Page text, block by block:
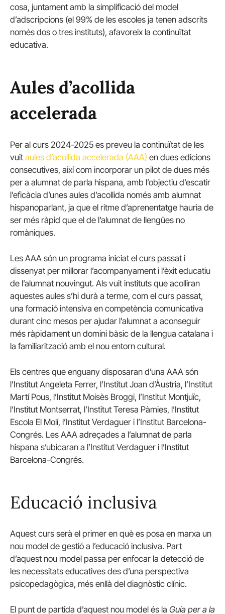
cosa, juntament amb la simplificació del model
d’adscripcions (el 99% de les escoles ja tenen adscrits
només dos o tres instituts), afavoreix la continuïtat
educativa.
Aules d’acollida
accelerada
Per al curs 2024-2025 es preveu la continuïtat de les
vuit aules d’acollida accelerada (AAA) en dues edicions
consecutives, així com incorporar un pilot de dues més
per a alumnat de parla hispana, amb l’objectiu d’escatir
l’eficàcia d’unes aules d’acollida només amb alumnat
hispanoparlant, ja que el ritme d’aprenentatge hauria de
ser més ràpid que el de l’alumnat de llengües no
romàniques.
Les AAA són un programa iniciat el curs passat i
dissenyat per millorar l’acompanyament i l’èxit educatiu
de l’alumnat nouvingut. Als vuit instituts que acolliran
aquestes aules s’hi durà a terme, com el curs passat,
una formació intensiva en competència comunicativa
durant cinc mesos per ajudar l’alumnat a aconseguir
més ràpidament un domini bàsic de la llengua catalana i
la familiarització amb el nou entorn cultural.
Els centres que enguany disposaran d’una AAA són
l’Institut Angeleta Ferrer, l’Institut Joan d’Àustria, l’Institut
Martí Pous, l’Institut Moisès Broggi, l’Institut Montjuïc,
l’Institut Montserrat, l’Institut Teresa Pàmies, l’Institut
Escola El Molí, l’Institut Verdaguer i l’Institut Barcelona-
Congrés. Les AAA adreçades a l’alumnat de parla
hispana s’ubicaran a l’Institut Verdaguer i l’Institut
Barcelona-Congrés.
Educació inclusiva
Aquest curs serà el primer en què es posa en marxa un
nou model de gestió a l’educació inclusiva. Part
d’aquest nou model passa per enfocar la detecció de
les necessitats educatives des d’una perspectiva
psicopedagògica, més enllà del diagnòstic clínic.
El punt de partida d’aquest nou model és la Guia per a la